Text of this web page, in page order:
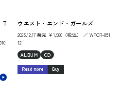
T
ウエスト・エンド・ガールズ
2025.12.17 発売 ￥1,980（税込） ／ WPCR-851
12
ALBUM
CD
Read more Buy